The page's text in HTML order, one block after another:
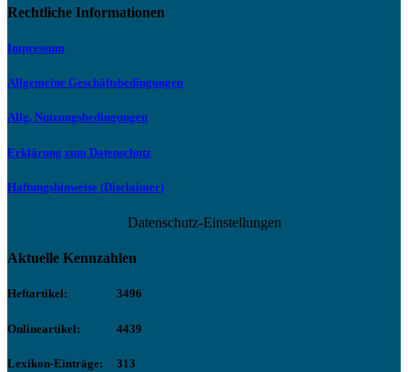
Rechtliche Informationen
Impressum
Allgemeine Geschäftsbedingungen
Allg. Nutzungsbedingungen
Erklärung zum Datenschutz
Haftungshinweise (Disclaimer)
Datenschutz-Einstellungen
Aktuelle Kennzahlen
Heftartikel: 3496
Onlineartikel: 4439
Lexikon-Einträge: 313